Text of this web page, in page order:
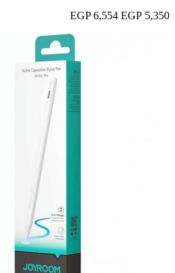
5,350 EGP
6,554 EGP